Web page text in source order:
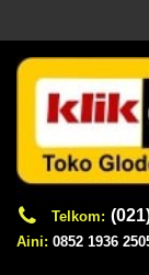
Telkom:
Aini: 0852 1936